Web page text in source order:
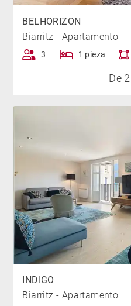
BELHORIZON
Biarritz - Apartamento
3 1 pieza
De
INDIGO
Biarritz - Apartamento